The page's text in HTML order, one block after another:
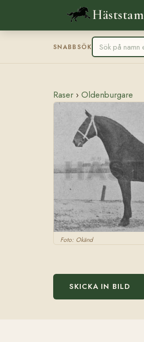
Häststam
SNABBSÖK
Raser › Oldenburgare
Foto: Okänd
SKICKA IN BILD